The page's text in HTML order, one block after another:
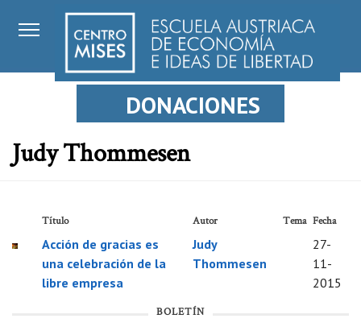
DONACIONES
Judy Thommesen
Título Autor Tema Fecha
Acción de gracias es
una celebración de la
libre empresa
Judy
Thommesen
27-
11-
2015
BOLETÍN